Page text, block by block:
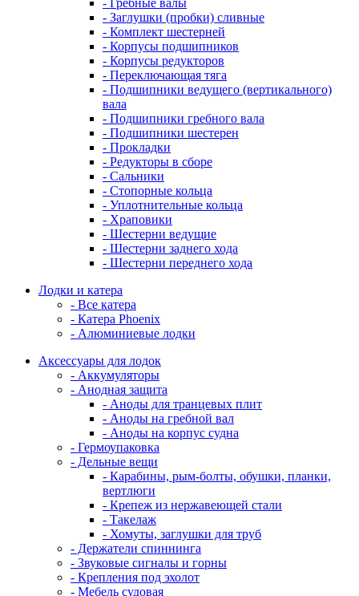
- Заглушки (пробки) сливные
- Комплект шестерней
- Корпусы подшипников
- Корпусы редукторов
- Переключающая тяга
- Подшипники ведущего (вертикального)
вала
- Подшипники гребного вала
- Подшипники шестерен
- Прокладки
- Редукторы в сборе
- Сальники
- Стопорные кольца
- Уплотнительные кольца
- Храповики
- Шестерни ведущие
- Шестерни заднего хода
- Шестерни переднего хода
Лодки и катера
- Все катера
- Катера Phoenix
- Алюминиевые лодки
Аксессуары для лодок
- Аккумуляторы
- Анодная защита
- Аноды для транцевых плит
- Аноды на гребной вал
- Аноды на корпус судна
- Гермоупаковка
- Дельные вещи
- Карабины, рым-болты, обушки, планки,
вертлюги
- Крепеж из нержавеющей стали
- Такелаж
- Хомуты, заглушки для труб
- Держатели спиннинга
- Звуковые сигналы и горны
- Крепления под эхолот
- Мебель судовая